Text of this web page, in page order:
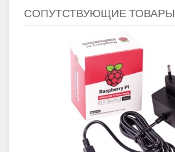
СОПУТСТВУЮЩИЕ ТОВАРЫ